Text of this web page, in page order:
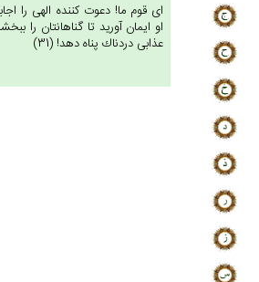
اى قوم ما! دعوت كننده الهى را
او ايمان آوريد تا گناهانتان را
عذابى دردناك پناه دهد! (31)